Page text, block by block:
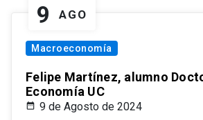
9 AGO
Macroeconomía
Felipe Martínez, alumno
Economía UC
9 de Agosto de 2024